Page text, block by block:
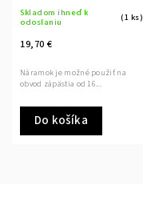
Skladom ihneď k
odoslaniu
(1 ks)
19,70 €
Do košíka
Náramok je možné použiť na
obvod zápästia od 16...